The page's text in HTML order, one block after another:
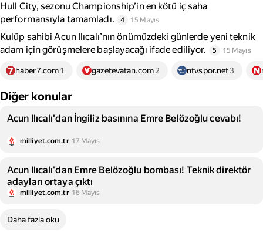
Hull City, sezonu Championship’in en kötü iç saha
performansıyla tamamladı.
4 15 Mayıs
Kulüp sahibi Acun Ilıcalı’nın önümüzdeki günlerde yeni teknik
adam için görüşmelere başlayacağı ifade ediliyor.
5 15 Mayıs
haber7.com1 gazetevatan.com2 ntvspor.net3
Diğer konular
Acun Ilıcalı'dan İngiliz basınına Emre Belözoğlu cevabı!
milliyet.com.tr 17 Mayıs
Acun Ilıcalı'dan Emre Belözoğlu bombası! Teknik direktör
adayları ortaya çıktı
milliyet.com.tr 16 Mayıs
Daha fazla oku